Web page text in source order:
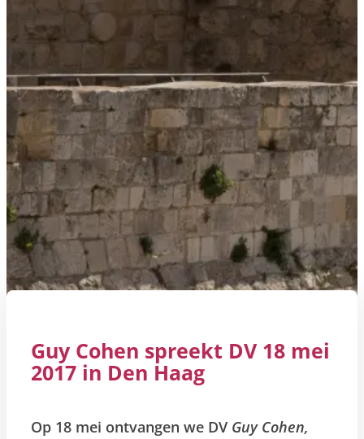
Guy Cohen spreekt DV 18 mei
2017 in Den Haag
Op 18 mei ontvangen we DV Guy Cohen,